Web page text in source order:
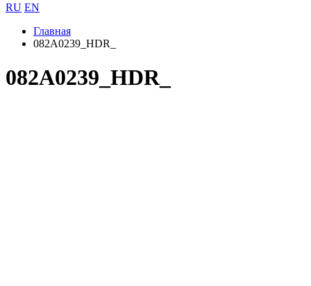
RU EN
Главная
082A0239_HDR_
082A0239_HDR_